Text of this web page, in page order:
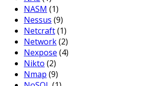
NASM (1)
Nessus (9)
Netcraft(1)
Network(2)
Nexpose (4)
Nikto (2)
Nmap (9)